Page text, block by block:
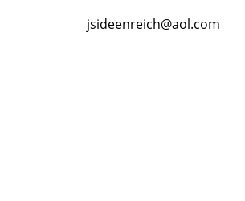
jsideenreich@aol.com